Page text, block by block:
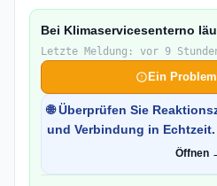
Bei Klimaservicesenterno
Letzte Meldung: vor 9
Ein
🌐 Überprüfen Sie
und Verbindung in Echtzeit.
Öffnen